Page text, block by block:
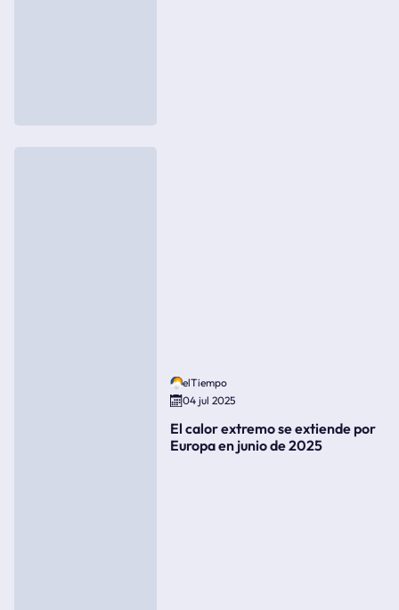
elTiempo
04 jul 2025
El calor extremo se extiende por
Europa en junio de 2025